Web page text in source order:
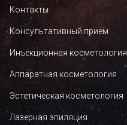
Контакты
Консультативный приём
Инъекционная косметология
Аппаратная косметология
Эстетическая косметология
Лазерная эпиляция